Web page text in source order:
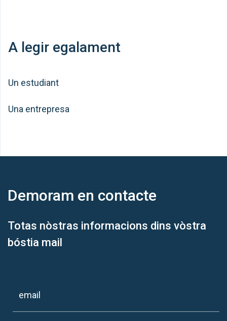
A legir egalament
Un estudiant
Una entrepresa
Demoram en contacte
Totas nòstras informacions dins vòstra
bóstia mail